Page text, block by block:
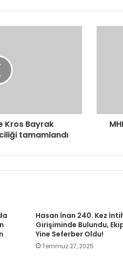
Kros Bayrak
tamamlandı
Hasan İnan 240. Kez
Girişiminde Bulundu,
Yine Seferber Oldu!
Temmuz 27, 2025